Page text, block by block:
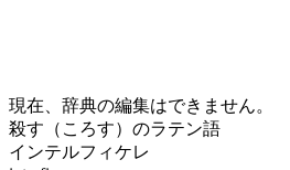
現在、辞典の編集はできません。
殺す（ころす）のラテン語
インテルフィケレ